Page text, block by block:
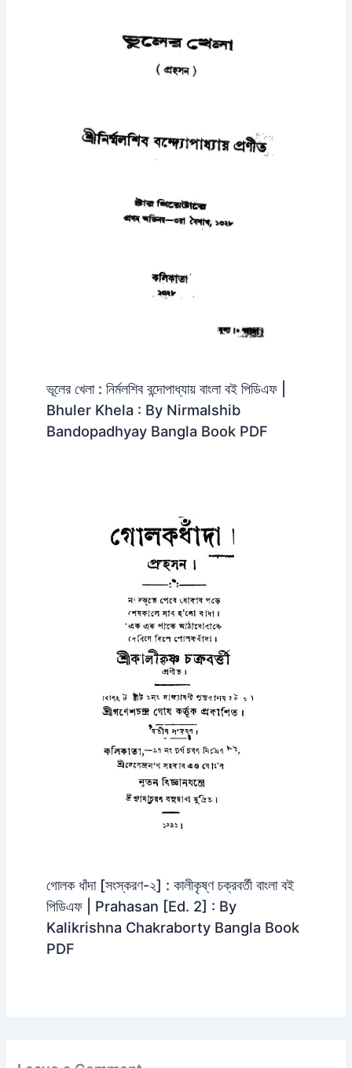
ভূলের খেলা : নির্মলশিব বন্দোপাধ্যায় বাংলা বই পিডিএফ |
Bhuler Khela : By Nirmalshib
Bandopadhyay Bangla Book PDF
গোলক ধাঁদা [সংস্করণ-২] : কালীকৃষ্ণ চক্রবর্তী বাংলা বই
পিডিএফ | Prahasan [Ed. 2] : By
Kalikrishna Chakraborty Bangla Book
PDF